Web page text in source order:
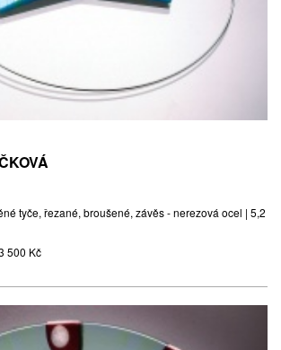
tyče, řezané, broušené, závěs - nerezová ocel | 5,2
500 Kč